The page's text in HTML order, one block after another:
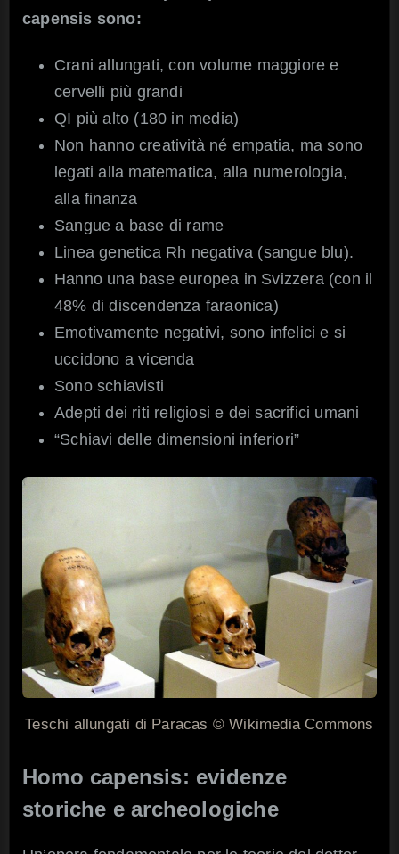
capensis sono:
Crani allungati, con volume maggiore e
cervelli più grandi
QI più alto (180 in media)
Non hanno creatività né empatia, ma sono
legati alla matematica, alla numerologia,
alla finanza
Sangue a base di rame
Linea genetica Rh negativa (sangue blu).
Hanno una base europea in Svizzera (con il
48% di discendenza faraonica)
Emotivamente negativi, sono infelici e si
uccidono a vicenda
Sono schiavisti
Adepti dei riti religiosi e dei sacrifici umani
“Schiavi delle dimensioni inferiori”
Teschi allungati di Paracas © Wikimedia Commons
Homo capensis: evidenze
storiche e archeologiche